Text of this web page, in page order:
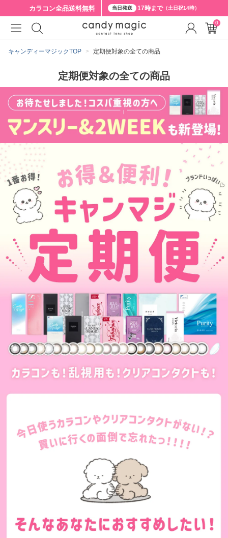
カラコン全品送料無料 当日発送 17時まで（土日祝14時）
キャンディーマジックTOP 定期便対象の全ての商品
定期便対象の全ての商品
0